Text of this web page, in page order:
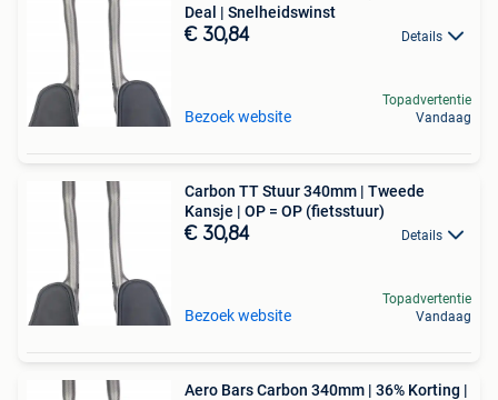
Deal | Snelheidswinst
€ 30,84 Details
Bezoek website
Topadvertentie
Vandaag
Carbon TT Stuur 340mm | Tweede
Kansje | OP = OP (fietsstuur)
€ 30,84 Details
Bezoek website
Topadvertentie
Vandaag
Aero Bars Carbon 340mm | 36% Korting |